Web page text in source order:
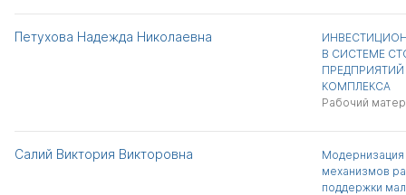
Петухова Надежда Николаевна
В СИСТЕМЕ
КОМПЛЕКСА
Рабочий
Салий Виктория Викторовна
Модернизация
механизмов
поддержки